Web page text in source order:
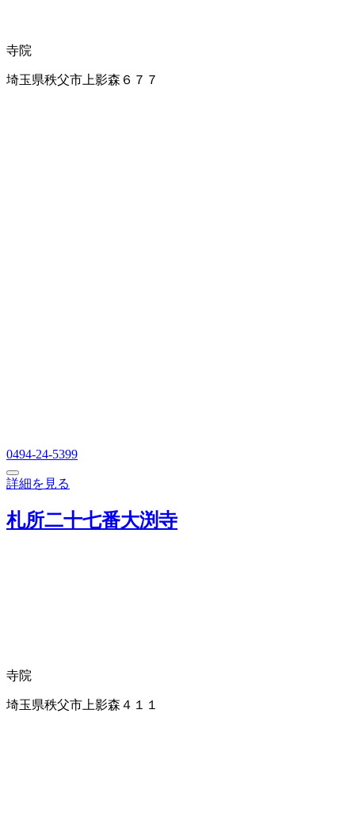
寺院
埼玉県秩父市上影森６７７
0494-24-5399
詳細を見る
札所二十七番大渕寺
寺院
埼玉県秩父市上影森４１１